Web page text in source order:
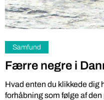
Samfund
Færre negre i
Hvad enten du klikkede dig
forhåbning som følge af